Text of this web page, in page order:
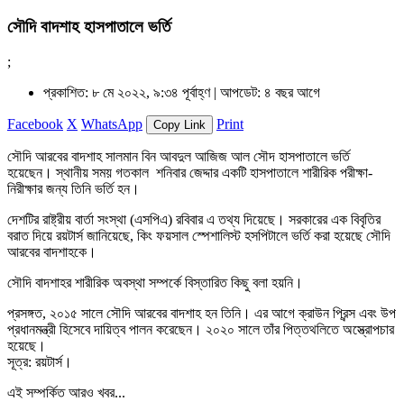
সৌদি বাদশাহ হাসপাতালে ভর্তি
;
প্রকাশিত: ৮ মে ২০২২, ৯:৩৪ পূর্বাহ্ণ | আপডেট: ৪ বছর আগে
Facebook X WhatsApp Copy Link Print
সৌদি আরবের বাদশাহ সালমান বিন আবদুল আজিজ আল সৌদ হাসপাতালে ভর্তি
হয়েছেন। স্থানীয় সময় গতকাল শনিবার জেদ্দার একটি হাসপাতালে শারীরিক পরীক্ষা-
নিরীক্ষার জন্য তিনি ভর্তি হন।
দেশটির রাষ্ট্রীয় বার্তা সংস্থা (এসপিএ) রবিবার এ তথ্য দিয়েছে। সরকারের এক বিবৃতির
বরাত দিয়ে রয়টার্স জানিয়েছে, কিং ফয়সাল স্পেশালিস্ট হসপিটালে ভর্তি করা হয়েছে সৌদি
আরবের বাদশাহকে।
সৌদি বাদশাহর শারীরিক অবস্থা সম্পর্কে বিস্তারিত কিছু বলা হয়নি।
প্রসঙ্গত, ২০১৫ সালে সৌদি আরবের বাদশাহ হন তিনি। এর আগে ক্রাউন প্রিন্স এবং উপ
প্রধানমন্ত্রী হিসেবে দায়িত্ব পালন করেছেন। ২০২০ সালে তাঁর পিত্তথলিতে অস্ত্রোপচার
হয়েছে।
সূত্র: রয়টার্স।
এই সম্পর্কিত আরও খবর...